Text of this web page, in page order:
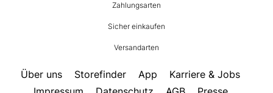
Zahlungsarten
Sicher einkaufen
Versandarten
Über uns Storefinder App
Karriere & Jobs